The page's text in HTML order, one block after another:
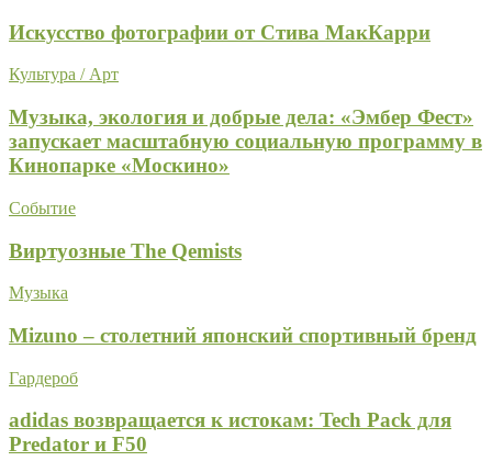
Искусство фотографии от Стива МакКарри
Культура / Арт
Музыка, экология и добрые дела: «Эмбер Фест»
запускает масштабную социальную программу в
Кинопарке «Москино»
Событие
Виртуозные The Qemists
Музыка
Mizuno – столетний японский спортивный бренд
Гардероб
adidas возвращается к истокам: Tech Pack для
Predator и F50